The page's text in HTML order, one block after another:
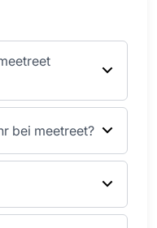
bei meetreet?